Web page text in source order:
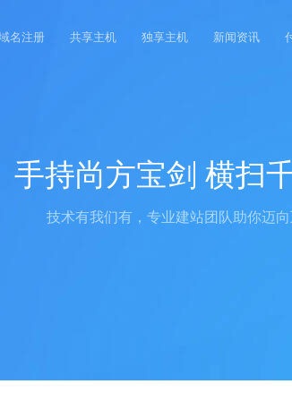
名注册 共享主机 独享主机 新闻资讯
手持尚方宝剑 横扫
技术有我们有，专业建站团队助你迈向